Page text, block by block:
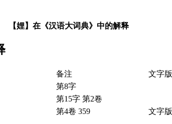
【娌】在《汉语大词典》中的解释
备注
文字版
第8字
第15字 第2卷
第4卷 359
文字版